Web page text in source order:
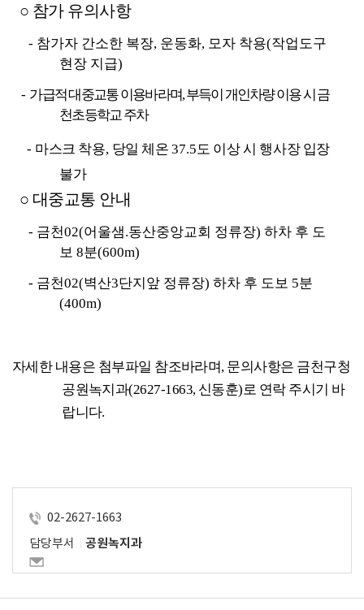
○ 참가 유의사항
- 참가자 간소한 복장, 운동화, 모자 착용(작업도구
현장 지급)
- 가급적 대중교통 이용바라며, 부득이 개인차량 이용 시 금
천초등학교 주차
- 마스크 착용, 당일 체온 37.5 도 이상 시 행사장 입장
불가
○ 대중교통 안내
- 금천02(어울샘.동산중앙교회 정류장) 하차 후 도
보 8분(600m)
- 금천02(벽산3단지앞 정류장) 하차 후 도보 5분
(400m)
자세한 내용은 첨부파일 참조바라며, 문의사항은 금천구청
공원녹지과(2627-1663, 신동훈)로 연락 주시기 바
랍니다.
02-2627-1663
담당부서
공원녹지과